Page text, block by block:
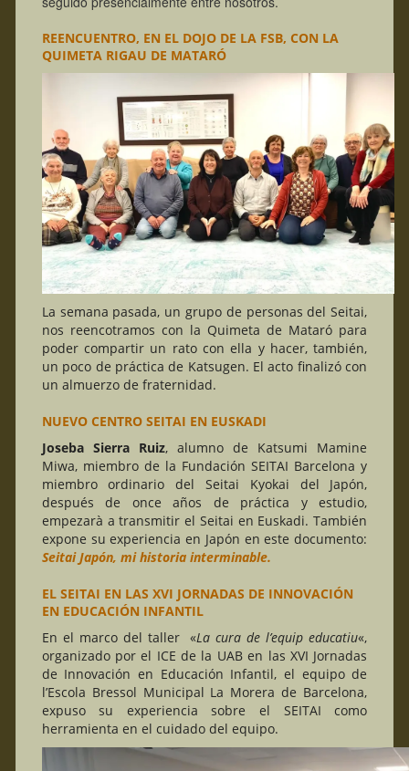
REENCUENTRO, EN EL DOJO DE LA FSB, CON LA
QUIMETA RIGAU DE MATARÓ
La semana pasada, un grupo de personas del Seitai,
nos reencotramos con la Quimeta de Mataró para
poder compartir un rato con ella y hacer, también,
un poco de práctica de Katsugen. El acto finalizó con
un almuerzo de fraternidad.
NUEVO CENTRO SEITAI EN EUSKADI
Joseba Sierra Ruiz, alumno de Katsumi Mamine
Miwa, miembro de la Fundación SEITAI Barcelona y
miembro ordinario del Seitai Kyokai del Japón,
después de once años de práctica y estudio,
empezarà a transmitir el Seitai en Euskadi. También
expone su experiencia en Japón en este documento:
Seitai Japón, mi historia interminable.
EL SEITAI EN LAS XVI JORNADAS DE INNOVACIÓN
EN EDUCACIÓN INFANTIL
En el marco del taller «La cura de l’equip educatiu«,
organizado por el ICE de la UAB en las XVI Jornadas
de Innovación en Educación Infantil, el equipo de
l’Escola Bressol Municipal La Morera de Barcelona,
expuso su experiencia sobre el SEITAI como
herramienta en el cuidado del equipo.